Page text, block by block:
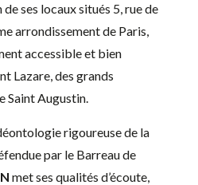
ses locaux situés 5, rue de
arrondissement de Paris,
accessible et bien
Lazare, des grands
Saint Augustin.
rigoureuse de la
par le Barreau de
met ses qualités d’écoute,